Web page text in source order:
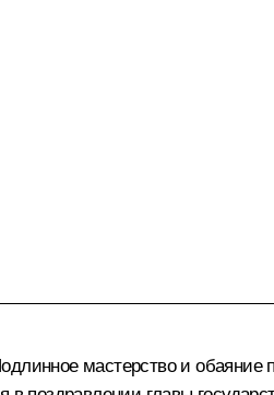
мастерство и